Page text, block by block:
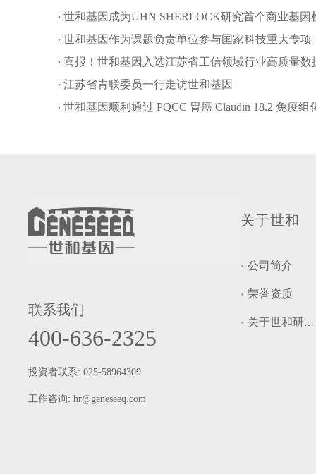
世和基因成为UHN SHERLOCK研究首个商业基因
世和基因作为课题负责单位参与国家科技重大专
喜报！世和基因入选江苏省工信领域行业高质量
江苏省青联委员一行走访世和基因
世和基因顺利通过 PQCC 胃癌 Claudin 18.2 免疫组
联系我们
400-636-2325
投资者联系: 025-58964309
工作咨询: hr@geneseeq.com
关于世和
公司简介
荣誉资质
关于世和研究院